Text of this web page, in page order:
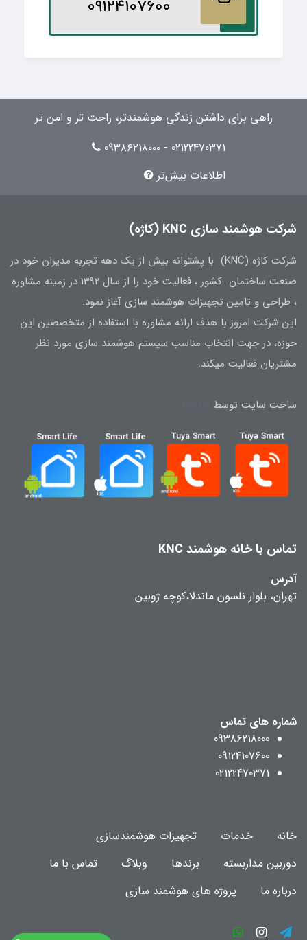
راهی برای داشتن زندگی هوشمندتر، راحت تر و امن تر
02122470371 - 09۳۸۶۲۱۸۰۰۰
اطلاعات بیش‌تر
شرکت هوشمند سازی KNC (کاژه)
شرکت کاژه (KNC) با پشتوانه بیش از یک دهه تجربه مدیران خود در
صنعت ساختمان کشور ، فعالیت خود را از سال 1392 در زمینه مشاوره
، طراحی و تامین تجهیزات هوشمند سازی آغاز نمود.
این شرکت امروز با هدف ارائه مشاوره با استفاده از متخصصین این
حوزه، در جهت انتخاب مناسب سیستم هوشمند سازی مورد نظر
مشتریان فعالیت میکند.
ساخت سایت توسط
تماس با خانه هوشمند KNC
آدرس
تهران، بلوار نلسون ماندلا،کوچه ژوبین
شماره های تماس
09386218000
09124107600
02122470371
خانه خدمات
تجهیزات هوشمندسازی
دوربین مداربسته
برندها وبلاگ
تماس با ما
درباره ما
پروژه های هوشمند سازی